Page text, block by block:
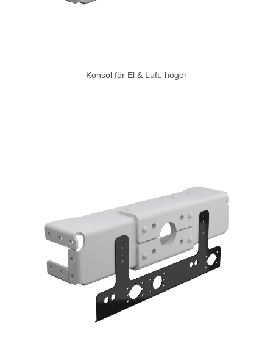
Konsol för El & Luft, höger